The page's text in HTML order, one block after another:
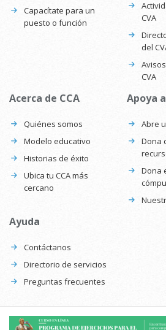
Capacítate para un
puesto o función
CVA
del
CVA
Acerca de CCA
Quiénes somos
Modelo educativo
Historias de éxito
Ubica tu CCA más
cercano
Apoya
Abre
Dona
Dona
Ayuda
Contáctanos
Directorio de servicios
Preguntas frecuentes